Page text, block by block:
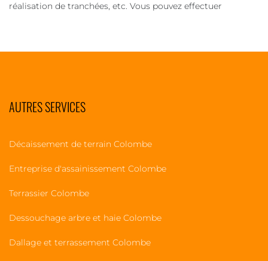
réalisation de tranchées, etc. Vous pouvez effectuer
AUTRES SERVICES
Décaissement de terrain Colombe
Entreprise d'assainissement Colombe
Terrassier Colombe
Dessouchage arbre et haie Colombe
Dallage et terrassement Colombe